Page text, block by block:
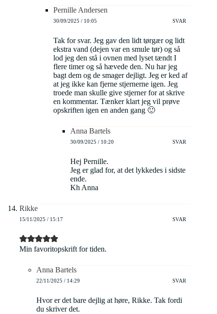
Pernille Andersen
30/09/2025 / 10:05 SVAR
Tak for svar. Jeg gav den lidt tørgær og lidt
ekstra vand (dejen var en smule tør) og så
lod jeg den stå i ovnen med lyset tændt I
flere timer og så hævede den. Nu har jeg
bagt dem og de smager dejligt. Jeg er ked af
at jeg ikke kan fjerne stjernerne igen. Jeg
troede man skulle give stjerner for at skrive
en kommentar. Tænker klart jeg vil prøve
opskriften igen en anden gang 🙂
Anna Bartels
30/09/2025 / 10:20 SVAR
Hej Pernille.
Jeg er glad for, at det lykkedes i sidste
ende.
Kh Anna
Rikke
15/11/2025 / 15:17 SVAR
Min favoritopskrift for tiden.
Anna Bartels
22/11/2025 / 14:29 SVAR
Hvor er det bare dejlig at høre, Rikke. Tak fordi
du skriver det.